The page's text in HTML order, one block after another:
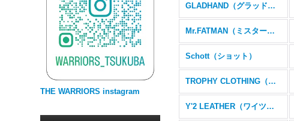
THE WARRIORS instagram
GLADHAND（グラッドハンド）
Mr.FATMAN（ミスターファットマン）
Schott（ショット）
TROPHY CLOTHING（トロフィークロージング）
Y'2 LEATHER（ワイツーレザー）